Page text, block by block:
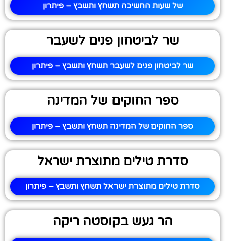
של שעות החשיכה תשחץ ותשבץ – פיתרון
שר לביטחון פנים לשעבר
שר לביטחון פנים לשעבר תשחץ ותשבץ – פיתרון
ספר החוקים של המדינה
ספר החוקים של המדינה תשחץ ותשבץ – פיתרון
סדרת טילים מתוצרת ישראל
סדרת טילים מתוצרת ישראל תשחץ ותשבץ – פיתרון
הר געש בקוסטה ריקה